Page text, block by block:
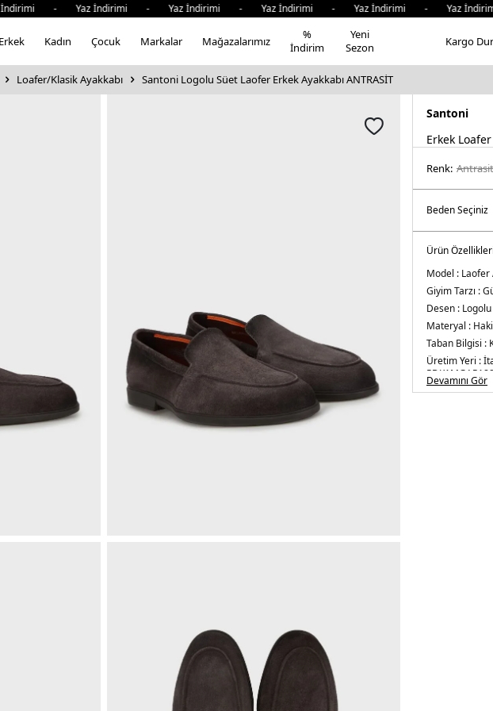
- Yaz İndirimi - Yaz İndirimi - Yaz İndirimi - Yaz İndirimi - Yaz
Erkek Kadın Çocuk Markalar Mağazalarımız
%
İndirim
Yeni
Sezon
Kargo
Loafer/Klasik Ayakkabı Santoni Logolu Süet Laofer Erkek Ayakkabı ANTRASİT
Santoni
Erkek Loafer
Renk: antrasi̇t
Ürün Özellikleri
Model : Laofer
Giyim Tarzı :
Desen : Logolu
Materyal :
Taban Bilgisi :
Üretim Yeri :
Devamını Gör